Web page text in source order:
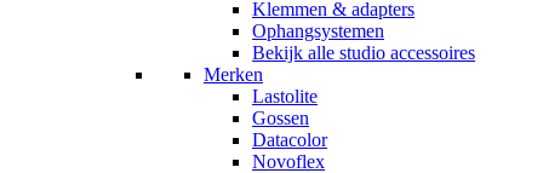
Klemmen & adapters
Ophangsystemen
Bekijk alle studio accessoires
Merken
Lastolite
Gossen
Datacolor
Novoflex